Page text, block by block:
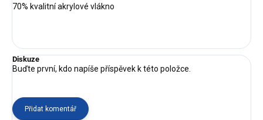
70% kvalitní akrylové vlákno
Diskuze
Buďte první, kdo napíše příspěvek k této položce.
Přidat komentář